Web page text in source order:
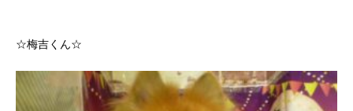
☆梅吉くん☆